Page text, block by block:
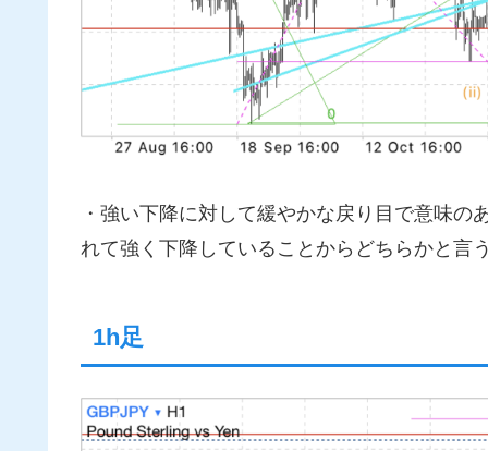
・強い下降に対して緩やかな戻り目で意味
れて強く下降していることからどちらかと言
1h足